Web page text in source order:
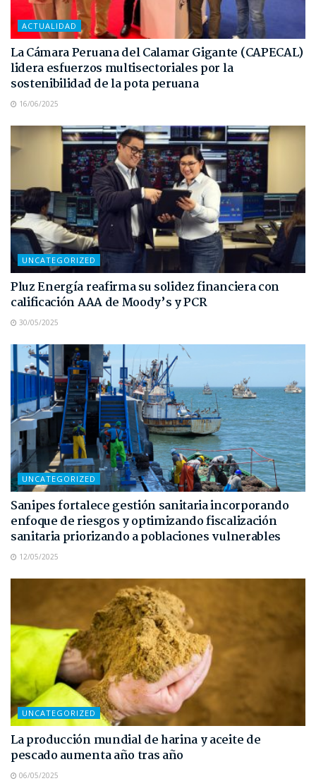
ACTUALIDAD
La Cámara Peruana del Calamar Gigante (CAPECAL)
lidera esfuerzos multisectoriales por la
sostenibilidad de la pota peruana
16/06/2025
UNCATEGORIZED
Pluz Energía reafirma su solidez financiera con
calificación AAA de Moody’s y PCR
30/05/2025
UNCATEGORIZED
Sanipes fortalece gestión sanitaria incorporando
enfoque de riesgos y optimizando fiscalización
sanitaria priorizando a poblaciones vulnerables
12/05/2025
UNCATEGORIZED
La producción mundial de harina y aceite de
pescado aumenta año tras año
06/05/2025